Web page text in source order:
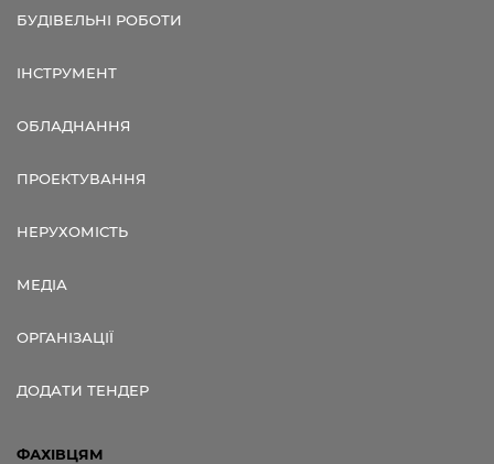
БУДІВЕЛЬНІ РОБОТИ
ІНСТРУМЕНТ
ОБЛАДНАННЯ
ПРОЕКТУВАННЯ
НЕРУХОМІСТЬ
МЕДІА
ОРГАНІЗАЦІЇ
ДОДАТИ ТЕНДЕР
ФАХІВЦЯМ